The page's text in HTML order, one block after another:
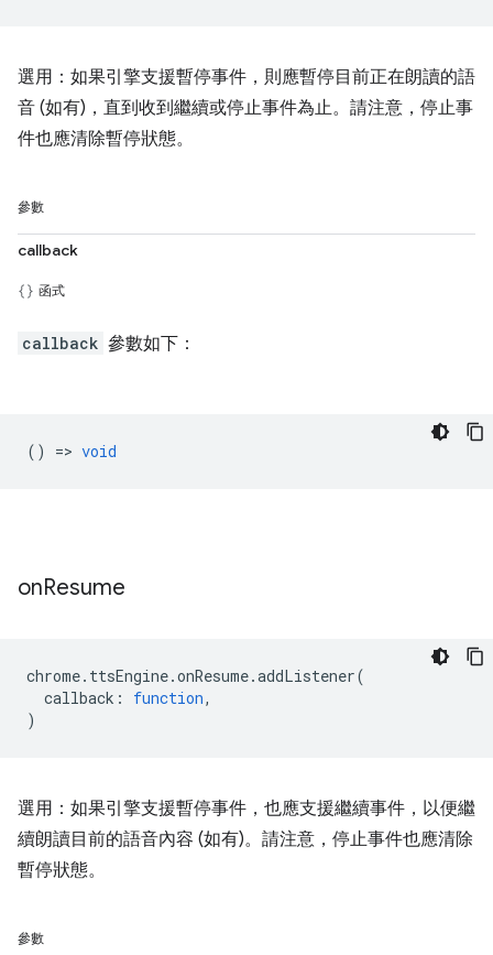
選用：如果引擎支援暫停事件，則應暫停目前正在朗讀的語
音 (如有)，直到收到繼續或停止事件為止。請注意，停止事
件也應清除暫停狀態。
參數
callback
函式
callback 參數如下：
() => void
onResume
chrome. ttsEngine.onResume.addListener(
callback : function,
)
選用：如果引擎支援暫停事件，也應支援繼續事件，以便繼
續朗讀目前的語音內容 (如有)。請注意，停止事件也應清除
暫停狀態。
參數